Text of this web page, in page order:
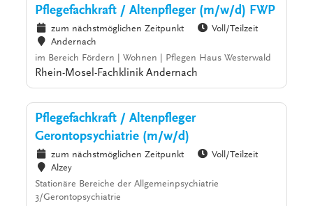
Pflegefachkraft / Altenpfleger (m/w/d) FWP
zum nächstmöglichen Zeitpunkt
Voll/Teilzeit
Andernach
im Bereich Fördern | Wohnen | Pflegen Haus Westerwald
Rhein-Mosel-Fachklinik Andernach
Pflegefachkraft / Altenpfleger
Gerontopsychiatrie (m/w/d)
zum nächstmöglichen Zeitpunkt
Voll/Teilzeit
Alzey
Stationäre Bereiche der Allgemeinpsychiatrie
3/Gerontopsychiatrie